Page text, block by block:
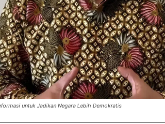
untuk Jadikan Negara Lebih Demokratis